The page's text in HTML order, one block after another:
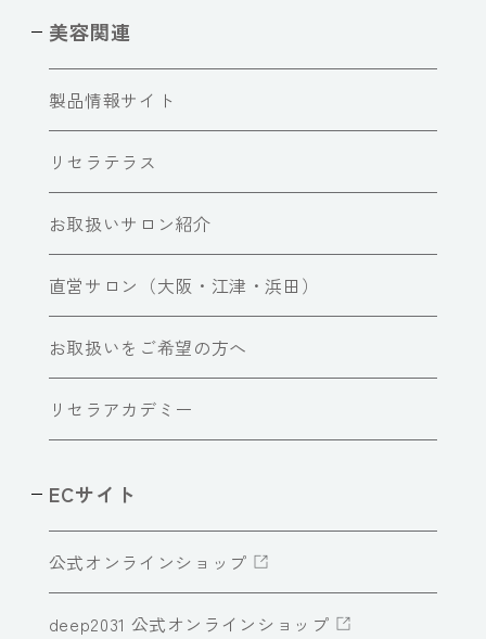
美容関連
製品情報サイト
リセラテラス
お取扱いサロン紹介
直営サロン（大阪・江津・浜田）
お取扱いをご希望の方へ
リセラアカデミー
ECサイト
公式オンラインショップ
deep2031 公式オンラインショップ